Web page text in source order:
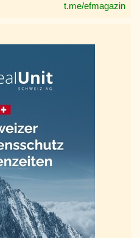
t.me/efmagazin